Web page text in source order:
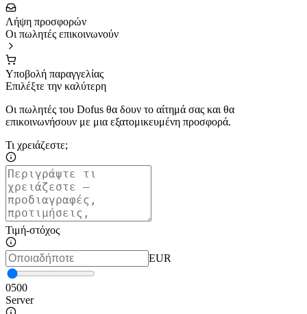
Λήψη προσφορών
Οι πωλητές επικοινωνούν
Υποβολή παραγγελίας
Επιλέξτε την καλύτερη
Οι πωλητές του Dofus θα δουν το αίτημά σας και θα
επικοινωνήσουν με μια εξατομικευμένη προσφορά.
Τι χρειάζεστε;
Τιμή-στόχος
EUR
0500
Server